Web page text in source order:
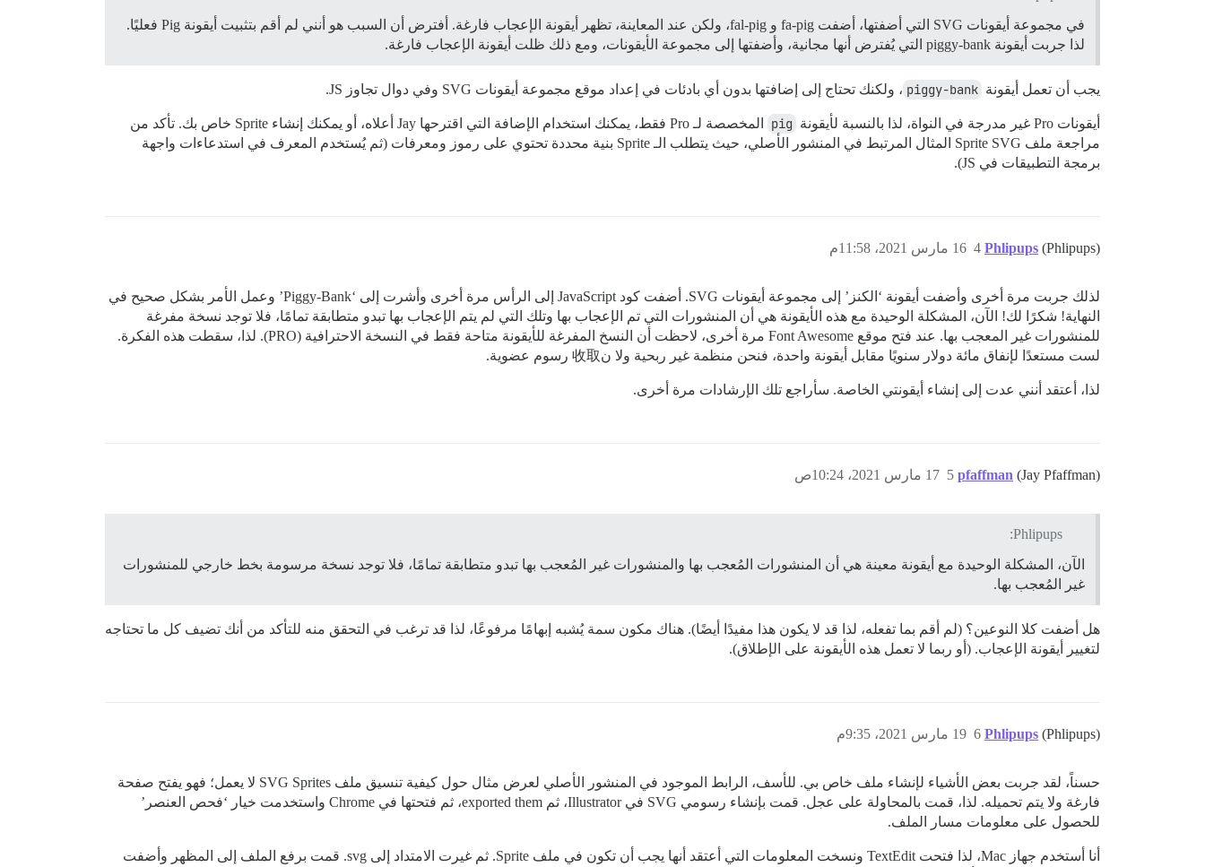
في مجموعة أيقونات SVG التي أضفتها، أضفت fa-pig و fal-pig، ولكن عند المعاينة، تظهر أيقونة الإعجاب فارغة. أفترض أن السبب هو أنني لم أقم بتثبيت أيقونة Pig فعليًا.
لذا جربت أيقونة piggy-bank التي يُفترض أنها مجانية، وأضفتها إلى مجموعة الأيقونات، ومع ذلك ظلت أيقونة الإعجاب فارغة.
يجب أن تعمل أيقونة piggy-bank ، ولكنك تحتاج إلى إضافتها بدون أي بادئات في إعداد موقع مجموعة أيقونات SVG وفي دوال تجاوز JS.
أيقونات Pro غير مدرجة في النواة، لذا بالنسبة لأيقونة pig
المخصصة لـ Pro فقط، يمكنك استخدام الإضافة التي اقترحها Jay أعلاه، أو يمكنك إنشاء Sprite خاص بك. تأكد من
مراجعة ملف Sprite SVG المثال المرتبط في المنشور الأصلي، حيث يتطلب الـ Sprite بنية محددة تحتوي على رموز ومعرفات (ثم يُستخدم المعرف في استدعاءات واجهة
برمجة التطبيقات في JS).
Phlipups (Phlipups) 16 مارس 2021، 11:58م 4
لذلك جربت مرة أخرى وأضفت أيقونة ‘الكنز’ إلى مجموعة أيقونات SVG. أضفت كود JavaScript إلى الرأس مرة أخرى وأشرت إلى ‘Piggy-Bank’ وعمل الأمر بشكل صحيح في
النهاية! شكرًا لك! الآن، المشكلة الوحيدة مع هذه الأيقونة هي أن المنشورات التي تم الإعجاب بها وتلك التي لم يتم الإعجاب بها تبدو متطابقة تمامًا، فلا توجد نسخة مفرغة
للمنشورات غير المعجب بها. عند فتح موقع Font Awesome مرة أخرى، لاحظت أن النسخ المفرغة للأيقونة متاحة فقط في النسخة الاحترافية (PRO). لذا، سقطت هذه الفكرة.
لست مستعدًا لإنفاق مائة دولار سنويًا مقابل أيقونة واحدة، فنحن منظمة غير ربحية ولا ن收取 رسوم عضوية.
لذا، أعتقد أنني عدت إلى إنشاء أيقونتي الخاصة. سأراجع تلك الإرشادات مرة أخرى.
pfaffman (Jay Pfaffman) 17 مارس 2021، 10:24ص 5
Phlipups:
الآن، المشكلة الوحيدة مع أيقونة معينة هي أن المنشورات المُعجب بها والمنشورات غير المُعجب بها تبدو متطابقة تمامًا، فلا توجد نسخة مرسومة بخط خارجي للمنشورات
غير المُعجب بها.
هل أضفت كلا النوعين؟ (لم أقم بما تفعله، لذا قد لا يكون هذا مفيدًا أيضًا). هناك مكون سمة يُشبه إبهامًا مرفوعًا، لذا قد ترغب في التحقق منه للتأكد من أنك تضيف كل ما تحتاجه
لتغيير أيقونة الإعجاب. (أو ربما لا تعمل هذه الأيقونة على الإطلاق).
Phlipups (Phlipups) 19 مارس 2021، 9:35م 6
حسناً، لقد جربت بعض الأشياء لإنشاء ملف خاص بي. للأسف، الرابط الموجود في المنشور الأصلي لعرض مثال حول كيفية تنسيق ملف SVG Sprites لا يعمل؛ فهو يفتح صفحة
فارغة ولا يتم تحميله. لذا، قمت بالمحاولة على عجل. قمت بإنشاء رسومي SVG في Illustrator، ثم exported them، ثم فتحتها في Chrome واستخدمت خيار ‘فحص العنصر’
للحصول على معلومات مسار الملف.
أنا أستخدم جهاز Mac، لذا فتحت TextEdit ونسخت المعلومات التي أعتقد أنها يجب أن تكون في ملف Sprite. ثم غيرت الامتداد إلى svg. قمت برفع الملف إلى المظهر وأضفت